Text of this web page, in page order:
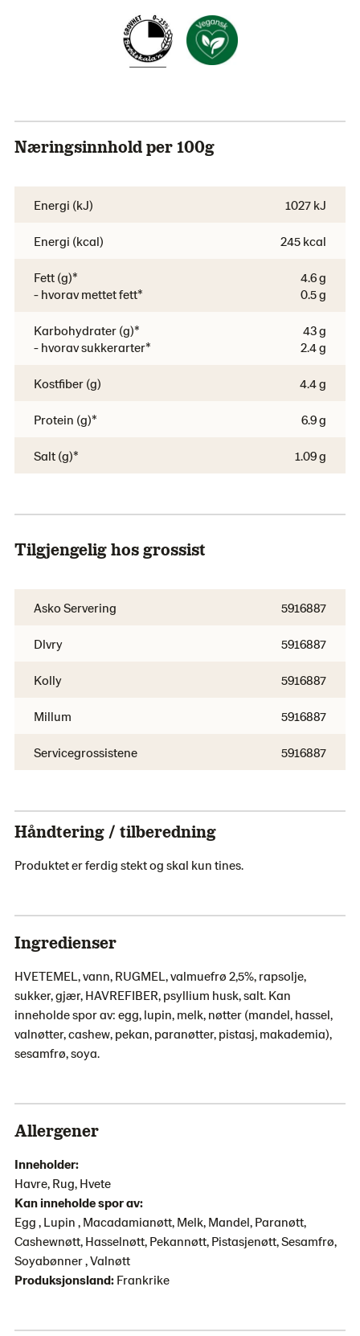
Håndtering / tilberedning
Produktet er ferdig stekt og skal kun tines.
Ingredienser
HVETEMEL, vann, RUGMEL, valmuefrø 2,5%, rapsolje,
sukker, gjær, HAVREFIBER, psyllium husk, salt. Kan
inneholde spor av: egg, lupin, melk, nøtter (mandel, hassel,
valnøtter, cashew, pekan, paranøtter, pistasj, makademia),
sesamfrø, soya.
Allergener
Inneholder:
Havre, Rug, Hvete
Kan inneholde spor av:
Egg , Lupin , Macadamianøtt, Melk, Mandel, Paranøtt,
Cashewnøtt, Hasselnøtt, Pekannøtt, Pistasjenøtt, Sesamfrø,
Soyabønner , Valnøtt
Produksjonsland: Frankrike
Næringsinnhold per 100g
Energi (kJ) 1027 kJ
Energi (kcal) 245 kcal
Fett (g)*
- hvorav mettet fett*
4.6 g
0.5 g
Karbohydrater (g)*
- hvorav sukkerarter*
43 g
2.4 g
Kostfiber (g) 4.4 g
Protein (g)* 6.9 g
Salt (g)* 1.09 g
Tilgjengelig hos grossist
Asko Servering 5916887
Dlvry 5916887
Kolly 5916887
Millum 5916887
Servicegrossistene 5916887